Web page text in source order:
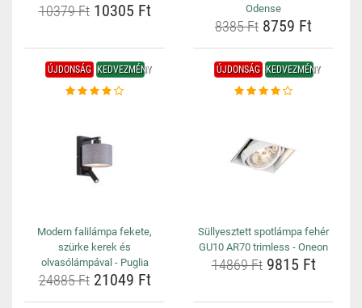
10379 Ft10305 Ft
Odense
8385 Ft 8759 Ft
ÚJDONSÁG KEDVEZMÉNY
Modern falilámpa fekete,
szürke kerek és
olvasólámpával - Puglia
24885 Ft21049 Ft
ÚJDONSÁG KEDVEZMÉNY
Süllyesztett spotlámpa fehér
GU10 AR70 trimless - Oneon
14869 Ft9815 Ft